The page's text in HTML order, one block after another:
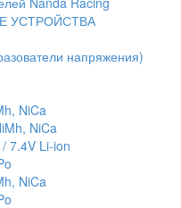
УСТРОЙСТВА
напряжения)
NiCa
NiCa
7.4V Li-ion
NiCa